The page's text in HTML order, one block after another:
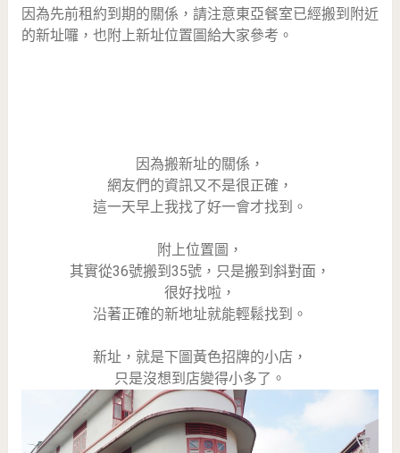
因為先前租約到期的關係，請注意東亞餐室已經搬到附近
的新址囉，也附上新址位置圖給大家參考。
因為搬新址的關係，
網友們的資訊又不是很正確，
這一天早上我找了好一會才找到。
附上位置圖，
其實從36號搬到35號，只是搬到斜對面，
很好找啦，
沿著正確的新地址就能輕鬆找到。
新址，就是下圖黃色招牌的小店，
只是沒想到店變得小多了。